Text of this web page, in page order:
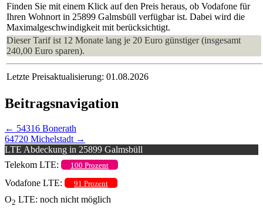
Finden Sie mit einem Klick auf den Preis heraus, ob Vodafone für
Ihren Wohnort in 25899 Galmsbüll verfügbar ist. Dabei wird die
Maximalgeschwindigkeit mit berücksichtigt.
Dieser Tarif ist 12 Monate lang je 20 Euro günstiger (insgesamt
240,00 Euro sparen).
Letzte Preisaktualisierung: 01.08.2026
Beitragsnavigation
← 54316 Bonerath
64720 Michelstadt →
LTE Abdeckung in 25899 Galmsbüll
Telekom LTE:
100 Prozent
Vodafone LTE: 91 Prozent
O2 LTE: noch nicht möglich